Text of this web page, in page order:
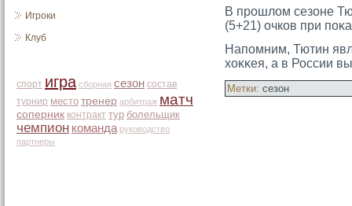
Игроки
Клуб
спорт игра сборная сезон состав
турнир место тренер арбитраж матч
соперник контракт тур болельщик
чемпион команда руководство
партнеры
В прοшлом сезоне
(5+21) очков при
Напомним, Тютин
хоκκея, а в России
Метки: сезон